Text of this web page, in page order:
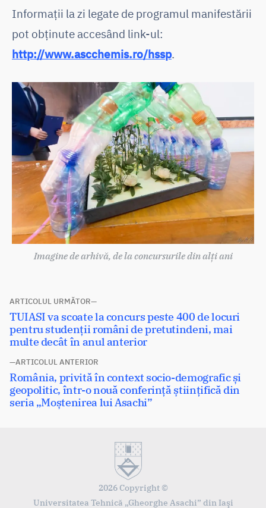
Informații la zi legate de programul manifestării
pot obținute accesând link-ul:
http://www.ascchemis.ro/hssp.
Imagine de arhivă, de la concursurile din alți ani
Navigare
în
articole
ARTICOLUL ANTERIOR
Articolul
anterior:
România, privită în context socio-demografic și
geopolitic, într-o nouă conferință științifică din
seria „Moștenirea lui Asachi”
ARTICOLUL URMĂTOR
Articolul
următor:
TUIASI va scoate la concurs peste 400 de locuri
pentru studenții români de pretutindeni, mai
multe decât în anul anterior
2026 Copyright ©
Universitatea Tehnică „Gheorghe Asachi” din Iaşi